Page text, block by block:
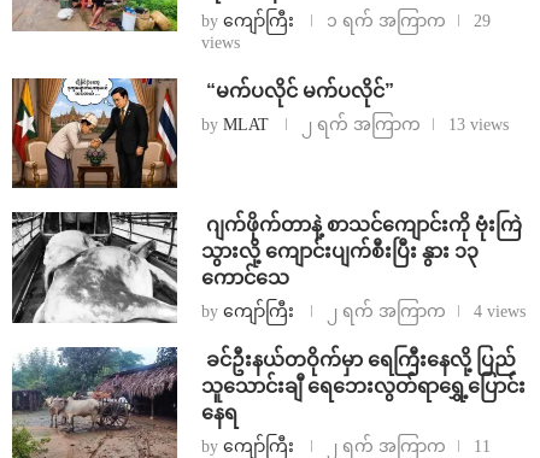
by ကျော်ကြီး ၁ ရက် အကြာက
29
views
⁨ ⁨“မက်ပလိုင် မက်ပလိုင်”
by MLAT ၂ ရက် အကြာက 13 views
⁨⁩ ⁨ဂျက်ဖိုက်တာနဲ့ စာသင်ကျောင်းကို ဗုံးကြဲ
သွားလို့ ကျောင်းပျက်စီးပြီး နွား ၁၃
ကောင်သေ
by ကျော်ကြီး ၂ ရက် အကြာက 4 views
⁩ ⁨ခင်ဦးနယ်တဝိုက်မှာ ရေကြီးနေလို့ ပြည်
သူသောင်းချီ ရေဘေးလွတ်ရာရွှေ့ပြောင်း
နေရ
by ကျော်ကြီး ၂ ရက် အကြာက 11